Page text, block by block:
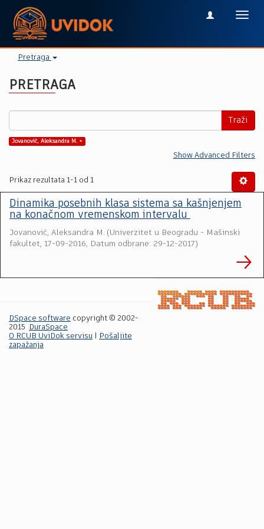
Pretraga
PRETRAGA
Traži
Jovanović, Aleksandra M. ×
Show Advanced Filters
Prikaz rezultata 1-1 od 1
Dinamika posebnih klasa sistema sa kašnjenjem
na konačnom vremenskom intervalu
Jovanović, Aleksandra M. (Univerzitet u Beogradu - Mašinski
fakultet, 17-09-2016, Datum odbrane: 29-12-2017)
DSpace software copyright © 2002-
2015
DuraSpace
O RCUB UviDok servisu
Pošaljite
zapažanja